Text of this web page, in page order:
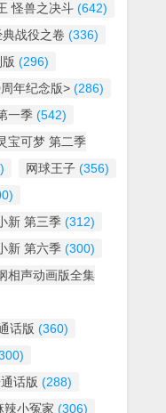
怪兽之决斗 (642)
战役之卷 (336)
(296)
年纪念版> (286)
一季 (542)
宝可梦 第二季
网球王子 (356)
新 第三季 (312)
新 第六季 (300)
相声动画版全集
话版 (360)
话版 (288)
辣小冤家 (306)